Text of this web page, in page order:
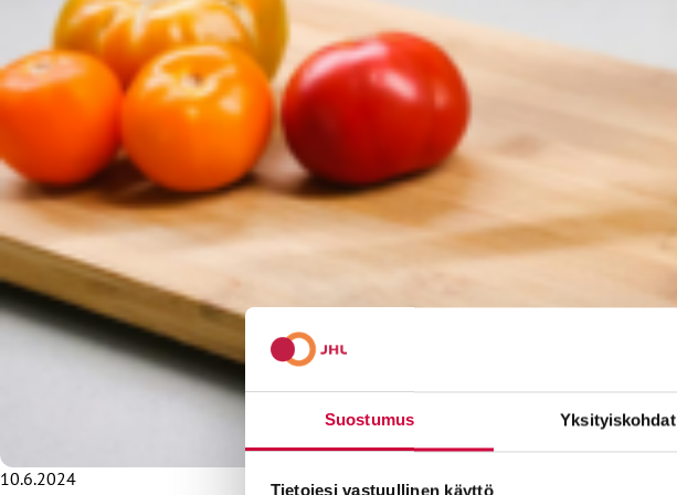
Suostumus Yksityiskohdat
Tietojesi vastuullinen käyttö
10.6.2024